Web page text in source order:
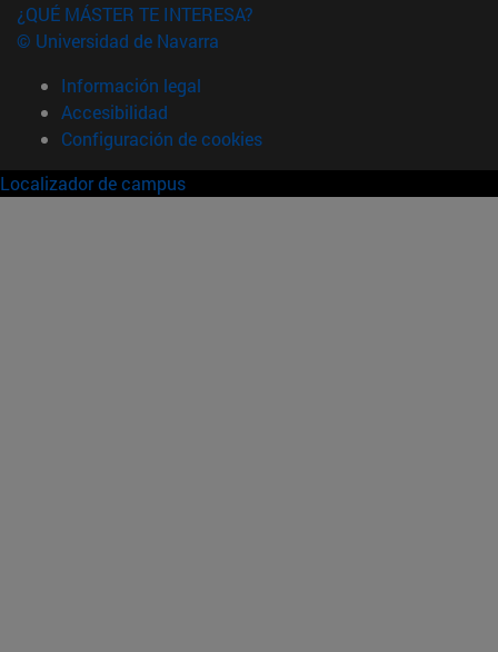
¿QUÉ MÁSTER TE INTERESA?
© Universidad de Navarra
Información legal
Accesibilidad
Configuración de cookies
Localizador de campus